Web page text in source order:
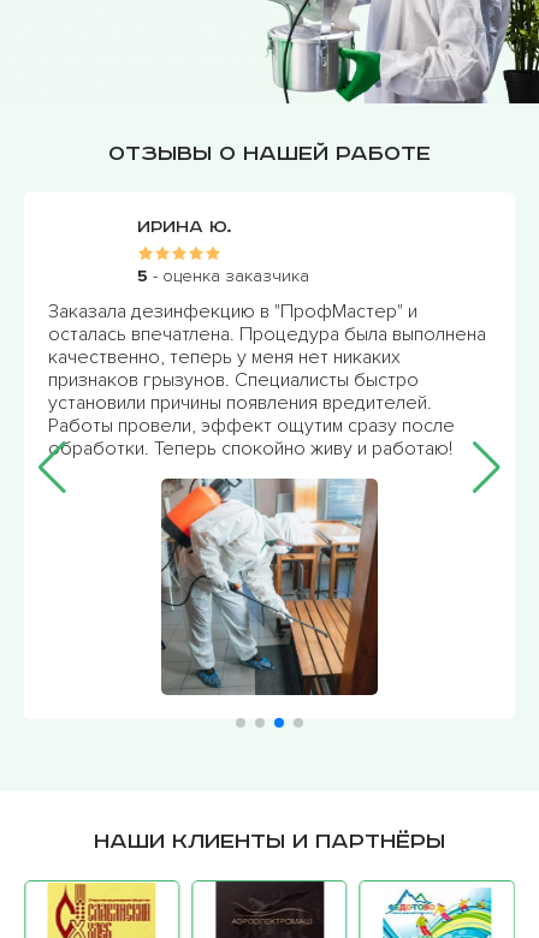
Отзывы о нашей работе
Ирина Ю.
5 - оценка заказчика
Заказала дезинфекцию в "ПрофМастер" и
осталась впечатлена. Процедура была выполнена
качественно, теперь у меня нет никаких
признаков грызунов. Специалисты быстро
установили причины появления вредителей.
Работы провели, эффект ощутим сразу после
обработки. Теперь спокойно живу и работаю!
Наши клиенты и партнёры